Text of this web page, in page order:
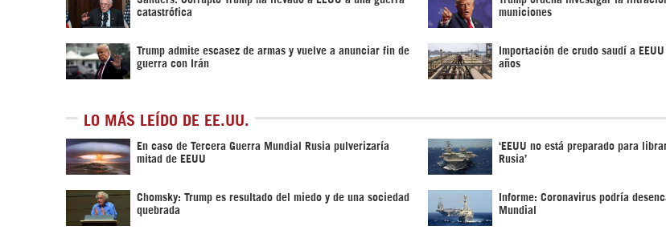
catastrófica municiones
Trump admite escasez de armas y vuelve a anunciar fin de
guerra con Irán
Importación de crudo saudí a
años
LO MÁS LEÍDO DE EE.UU.
En caso de Tercera Guerra Mundial Rusia pulverizaría
mitad de EEUU
‘EEUU no está preparado para
Rusia’
Chomsky: Trump es resultado del miedo y de una sociedad
quebrada
Informe: Coronavirus podría
Mundial